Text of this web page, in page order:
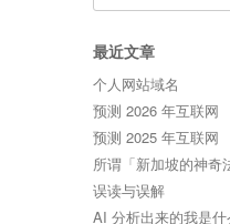
for:
最近文章
个人网站域名
预测 2026 年互联网
预测 2025 年互联网
所谓「新加坡的神奇
误读与误解
AI 分析出来的我是什